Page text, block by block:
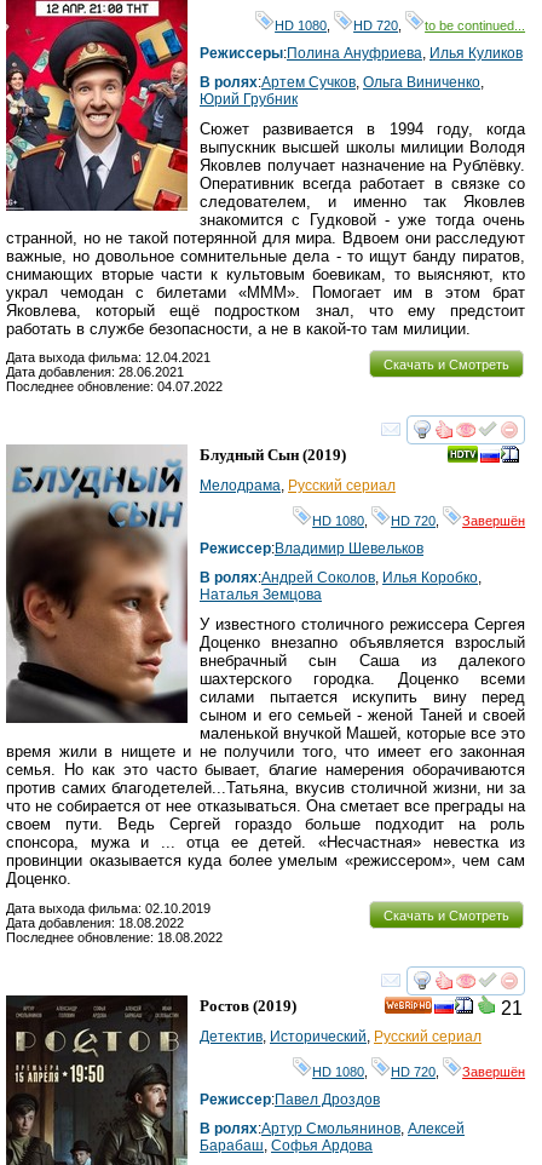
HD 1080 HD 720 to be continued...
Режиссеры:Полина Ануфриева Илья Куликов
В ролях:Артем Сучков Ольга Виниченко
Юрий Грубник
Сюжет развивается в 1994 году, когда
выпускник высшей школы милиции Володя
Яковлев получает назначение на Рублёвку.
Оперативник всегда работает в связке со
следователем, и именно так Яковлев
знакомится с Гудковой - уже тогда очень
странной, но не такой потерянной для мира. Вдвоем они расследуют
важные, но довольное сомнительные дела - то ищут банду пиратов,
снимающих вторые части к культовым боевикам, то выясняют, кто
украл чемодан с билетами «МММ». Помогает им в этом брат
Яковлева, который ещё подростком знал, что ему предстоит
работать в службе безопасности, а не в какой-то там милиции.
Скачать и Смотреть
Дата выхода фильма: 12.04.2021
Дата добавления: 28.06.2021
Последнее обновление: 04.07.2022
смотреть
Блудный Сын (2019)
Мелодрама, Русский сериал
HD 1080, HD 720, Завершён
Режиссер:Владимир Шевельков
В ролях:Андрей Соколов, Илья Коробко,
Наталья Земцова
У известного столичного режиссера Сергея
Доценко внезапно объявляется взрослый
внебрачный сын Саша из далекого
шахтерского городка. Доценко всеми
силами пытается искупить вину перед
сыном и его семьей - женой Таней и своей
маленькой внучкой Машей, которые все это
время жили в нищете и не получили того, что имеет его законная
семья. Но как это часто бывает, благие намерения оборачиваются
против самих благодетелей...Татьяна, вкусив столичной жизни, ни за
что не собирается от нее отказываться. Она сметает все преграды на
своем пути. Ведь Сергей гораздо больше подходит на роль
спонсора, мужа и ... отца ее детей. «Несчастная» невестка из
провинции оказывается куда более умелым «режиссером», чем сам
Доценко.
Скачать и Смотреть
Дата выхода фильма: 02.10.2019
Дата добавления: 18.08.2022
Последнее обновление: 18.08.2022
смотреть
21
Ростов (2019)
Детектив, Исторический, Русский сериал
HD 1080 HD 720 Завершён
Режиссер:Павел Дроздов
В ролях:Артур Смольянинов, Алексей
Барабаш, Софья Ардова